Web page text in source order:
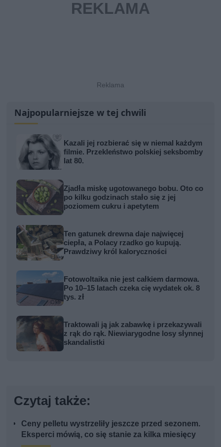
Najpopularniejsze w tej chwili
Kazali jej rozbierać się w niemal każdym
filmie. Przekleństwo polskiej seksbomby
lat 80.
Zjadła miskę ugotowanego bobu. Oto co
po kilku godzinach stało się z jej
poziomem cukru i apetytem
Ten gatunek drewna daje najwięcej
ciepła, a Polacy rzadko go kupują.
Prawdziwy król kaloryczności
Fotowoltaika nie jest całkiem darmowa.
Po 10–15 latach czeka cię wydatek ok. 8
tys. zł
Traktowali ją jak zabawkę i przekazywali
z rąk do rąk. Niewiarygodne losy słynnej
skandalistki
Czytaj także:
Ceny pelletu wystrzeliły jeszcze przed sezonem.
Eksperci mówią, co się stanie za kilka miesięcy